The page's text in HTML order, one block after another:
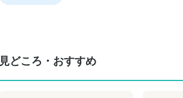
見どころ・おすすめ